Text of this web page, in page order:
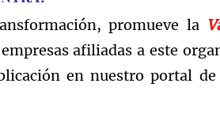
promueve la
afiliadas a este
en nuestro portal